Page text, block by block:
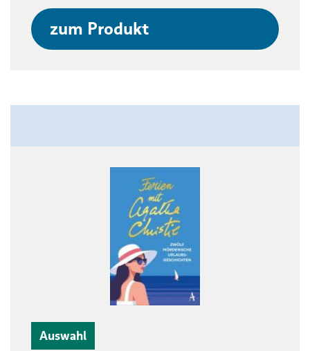
zum Produkt
Auswahl